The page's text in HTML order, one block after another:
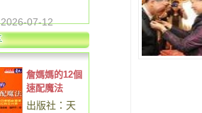
2026-07-12
詹媽媽的12個
速配魔法
出版社：天